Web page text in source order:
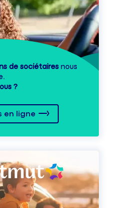
de sociétaires nous
?
en ligne